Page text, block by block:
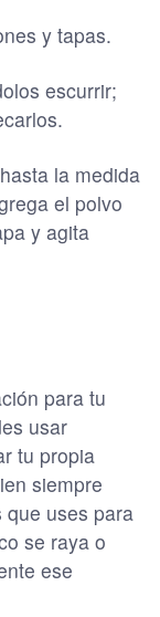
y tapas.
escurrir;
la medida
el polvo
y agita
para tu
usar
tu propia
siempre
que uses para
se raya o
ese